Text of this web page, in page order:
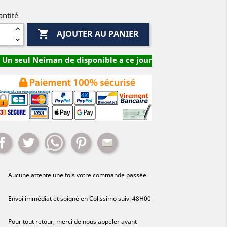
 AJOUTER AU PANIER
Un seul Neiman de disponible a ce jour
PartagerTweet WhatsappPinterestMail
Aucune attente une fois votre commande passée.
Envoi immédiat et soigné en Colissimo suivi 48H00
Pour tout retour, merci de nous appeler avant